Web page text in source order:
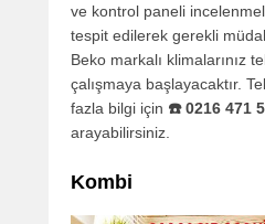
ve kontrol paneli
tespit edilerek gerekli
Beko markalı klimalarınız
çalışmaya başlayacaktır.
fazla bilgi için ☎️ 0216 471
arayabilirsiniz.
Kombi